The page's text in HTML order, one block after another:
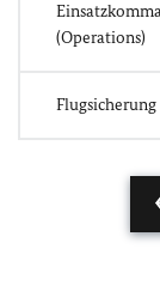
(Operations)
Flugsicherung